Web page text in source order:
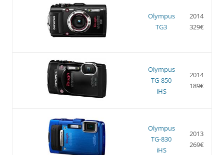
Olympus
TG3
2014
329€
Olympus
TG-850
iHS
2014
189€
Olympus
TG-830
iHS
2013
269€